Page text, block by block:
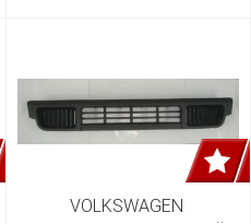
VOLKSWAGEN